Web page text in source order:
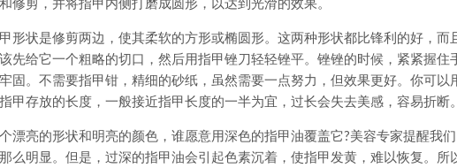
修剪，并将指甲内侧打磨成圆形，以达到光滑的效果。
状是修剪两边，使其柔软的方形或椭圆形。这两种形状都比锋利的好，而
先给它一个粗略的切口，然后用指甲锉刀轻轻锉平。锉锉的时候，紧紧握住
固。不需要指甲钳，精细的砂纸，虽然需要一点努力，但效果更好。你可以
甲存放的长度，一般接近指甲长度的一半为宜，过长会失去美感，容易折断。
亮的形状和明亮的颜色，谁愿意用深色的指甲油覆盖它?美容专家提醒我们
么明显。但是，过深的指甲油会引起色素沉着，使指甲发黄，难以恢复。所